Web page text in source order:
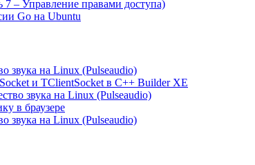
7 – Управление правами доступа)
Go на Ubuntu
звука на Linux (Pulseaudio)
и TClientSocket в C++ Builder XE
звука на Linux (Pulseaudio)
в браузере
звука на Linux (Pulseaudio)